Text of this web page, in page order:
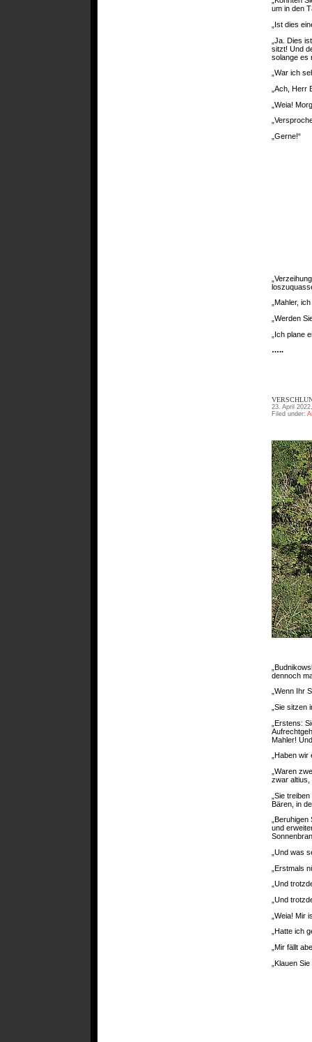
um in den
„Ist dies
„Ja. Dies
sitzt! Und
solange es
„War ich
„Ach, Herr
„Weia!
„Gerne!“
„Mahler,
„Werden
„Ich plane
…..
23. April
Filed under:
dennoch
„Wenn Ihr
„Sie
„Erstens:
Mahler!
„Haben
„Waren
zwar altius,
„Sie
Bären, in
und
„Und was
„Erstmals
„Und
„Und
„Weia! Mir
„Hatte ich
„Mir fällt
„Klauen